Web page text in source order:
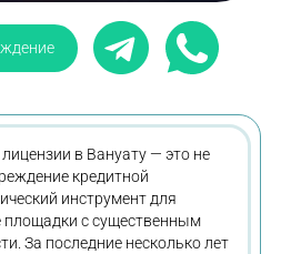
в Вануату — это не
кредитной
инструмент для
с существенным
За последние несколько лет